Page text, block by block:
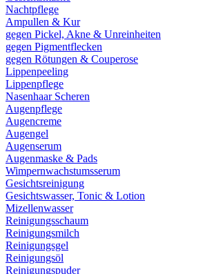
Nachtpflege
Ampullen & Kur
gegen Pickel, Akne & Unreinheiten
gegen Pigmentflecken
gegen Rötungen & Couperose
Lippenpeeling
Lippenpflege
Nasenhaar Scheren
Augenpflege
Augencreme
Augengel
Augenserum
Augenmaske & Pads
Wimpernwachstumsserum
Gesichtsreinigung
Gesichtswasser, Tonic & Lotion
Mizellenwasser
Reinigungsschaum
Reinigungsmilch
Reinigungsgel
Reinigungsöl
Reinigungspuder